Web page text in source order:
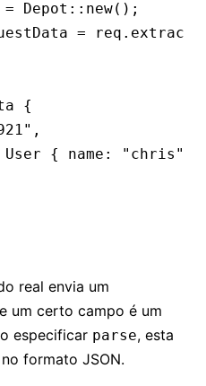
= Depot :: new();
= req . extract
{
,
User { name : "chris"
real envia um
um certo campo é um
especificar parse, esta
formato JSON.